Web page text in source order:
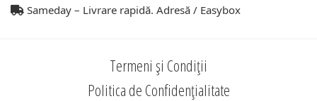
Sameday – Livrare rapidă. Adresă / Easybox
Termeni și Condiții
Politica de Confidențialitate